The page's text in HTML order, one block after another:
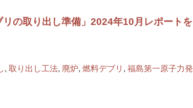
の取り出し準備」2024年10月レポートを
, 取り出し工法, 廃炉, 燃料デブリ , 福島第一原子力発